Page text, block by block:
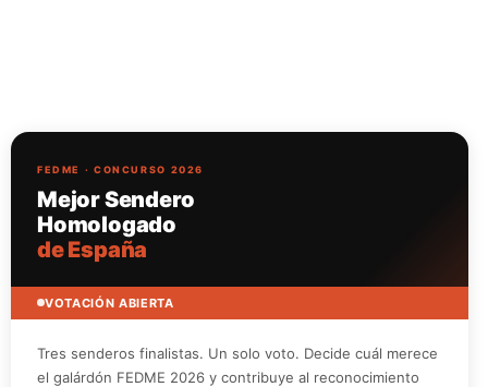
FEDME · CONCURSO 2026
Mejor Sendero
Homologado
de España
VOTACIÓN ABIERTA
Tres senderos finalistas. Un solo voto. Decide cuál merece
el galárdón FEDME 2026 y contribuye al reconocimiento